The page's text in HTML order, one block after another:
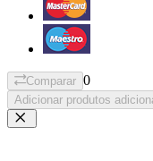
Comparar 0
Adicionar produtos